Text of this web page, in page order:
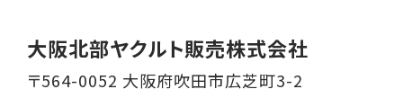
大阪北部ヤクルト販売株式会社
〒564-0052 大阪府吹田市広芝町3-2